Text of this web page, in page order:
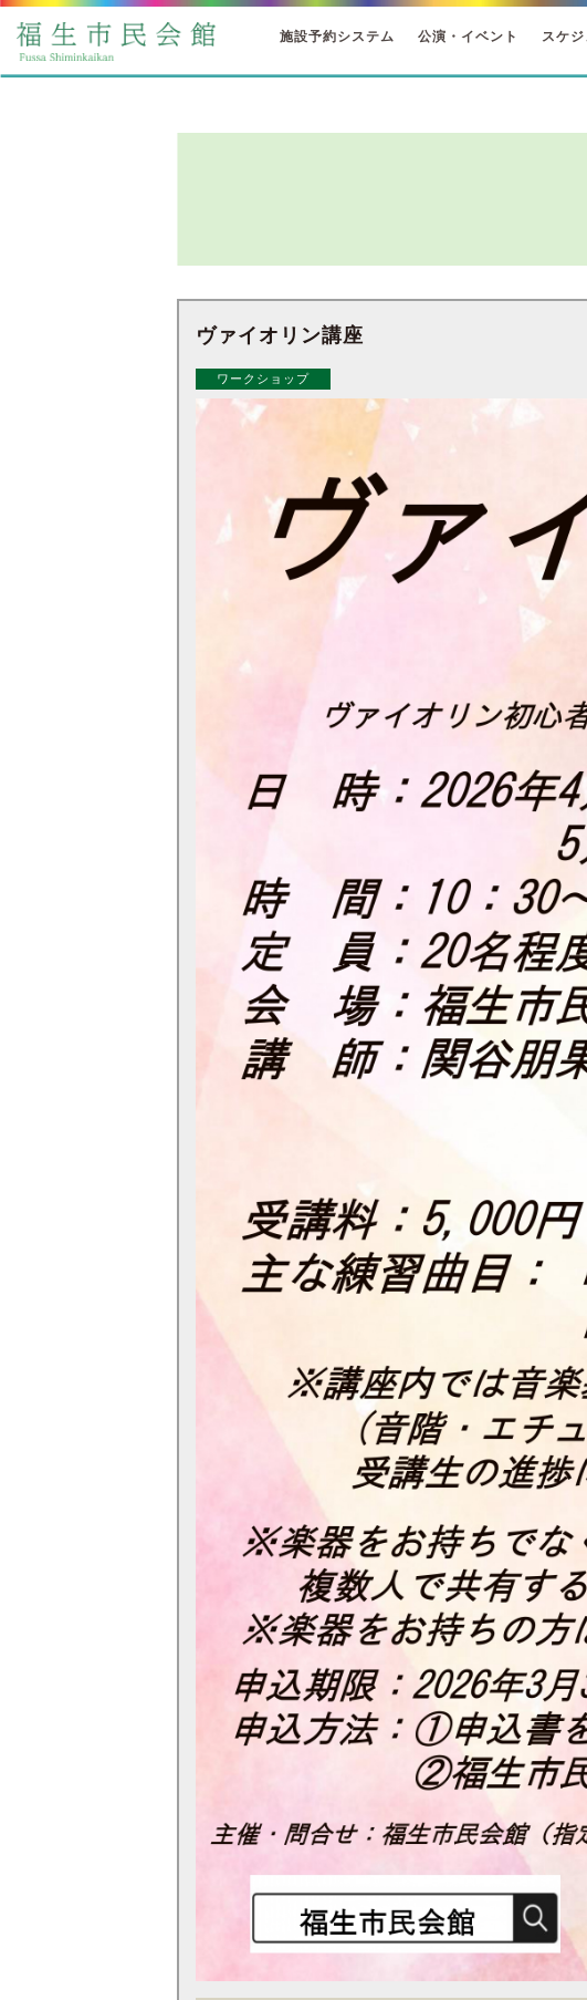
ヴァイオリン講座
ワークショップ
施設予約システム 公演・イベント スケ